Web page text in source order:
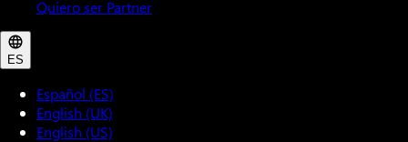
Quiero ser Partner
ES
Español (ES)
English (UK)
English (US)